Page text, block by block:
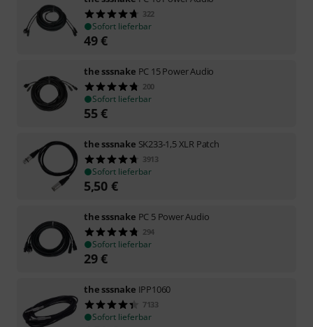
322
Sofort lieferbar
49€
the sssnake PC 15 Power Audio
200
Sofort lieferbar
55€
the sssnake SK233-1,5 XLR Patch
3913
Sofort lieferbar
5,50 €
the sssnake PC 5 Power Audio
294
Sofort lieferbar
29€
the sssnake IPP1060
7133
Sofort lieferbar